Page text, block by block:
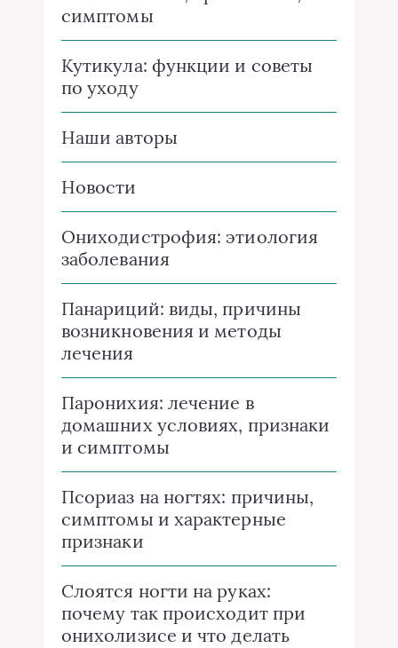
симптомы
Кутикула: функции и советы
по уходу
Наши авторы
Новости
Ониходистрофия: этиология
заболевания
Панариций: виды, причины
возникновения и методы
лечения
Паронихия: лечение в
домашних условиях, признаки
и симптомы
Псориаз на ногтях: причины,
симптомы и характерные
признаки
Слоятся ногти на руках:
почему так происходит при
онихолизисе и что делать